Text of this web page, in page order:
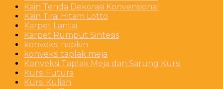
Kain Tenda Dekorasi Konvensional
Kain Tirai Hitam Lotto
Karpet Lantai
Karpet Rumput Sintesis
konveksi napkin
konveksi taplak meja
Konveksi Taplak Meja dan Sarung Kursi
Kursi Futura
Kursi Kuliah